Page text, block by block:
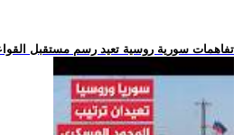
.. تفاهمات سورية روسية تعيد رسم مستقبل